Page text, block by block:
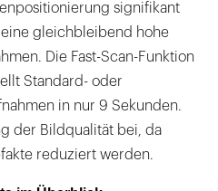
signifikant
gleichbleibend hohe
Die Fast-Scan-Funktion
Standard- oder
in nur 9 Sekunden.
der Bildqualität bei, da
reduziert werden.